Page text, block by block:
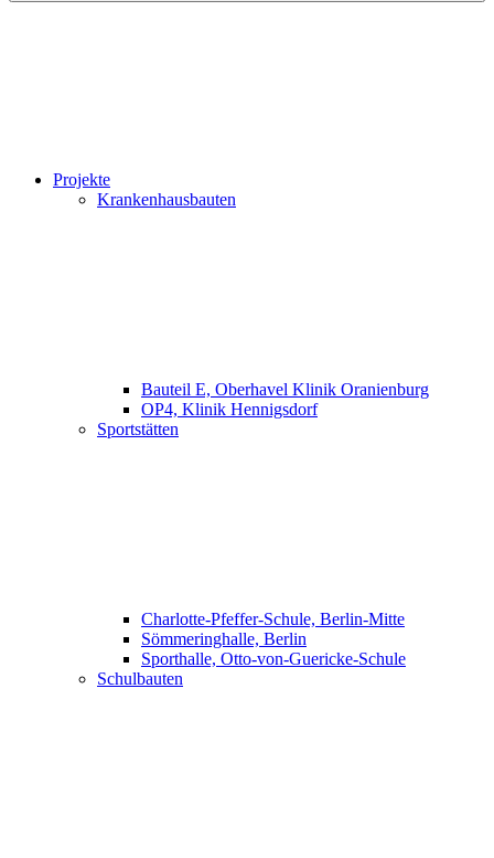
Projekte
Krankenhausbauten
Bauteil E, Oberhavel Klinik Oranienburg
OP4, Klinik Hennigsdorf
Sportstätten
Charlotte-Pfeffer-Schule, Berlin-Mitte
Sömmeringhalle, Berlin
Sporthalle, Otto-von-Guericke-Schule
Schulbauten